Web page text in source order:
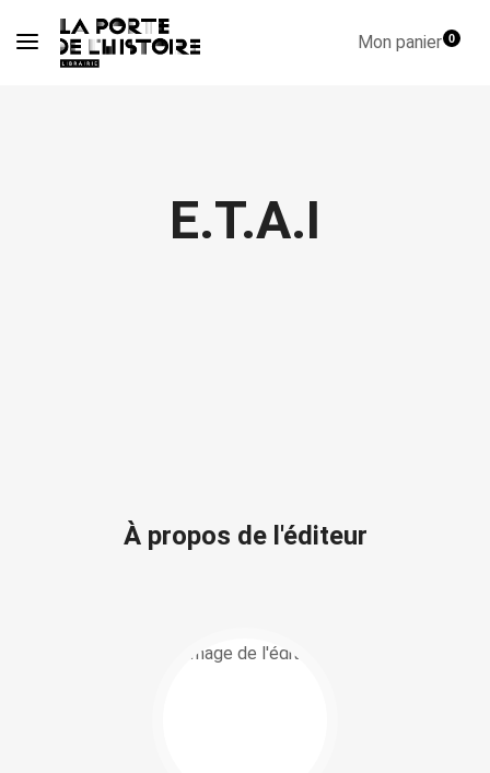
Mon panier0
E.T.A.I
À propos de l'éditeur